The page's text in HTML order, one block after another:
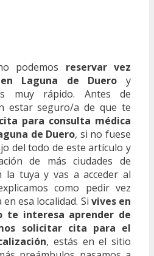
podemos reservar vez
Laguna de Duero y
muy rápido. Antes de
estar seguro/a de que te
para consulta médica
de Duero, si no fuese
del todo de este artículo y
de más ciudades de
la tuya y vas a acceder al
como pedir vez
esa localidad. Si vives en
te interesa aprender de
solicitar cita para el
, estás en el sitio